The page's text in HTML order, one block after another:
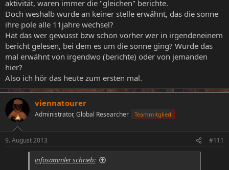
aktivität, waren immer die "gleichen" berichte.
Doch weshalb wurde an keiner stelle erwähnt, das die sonne
ihre pole alle 11jahre wechsel?
Hat das wer gewusst bzw schon vorher wer in irgendeneinem
bericht gelesen, bei dem es um die sonne ging? Wurde das
mal erwähnt von irgendwo (berichte) oder von jemanden
hier?
Also ich hör das heute zum ersten mal.
viennatourer
Administrator, Global Researcher Teammitglied
9. August 2013 #111
infosammler schrieb: